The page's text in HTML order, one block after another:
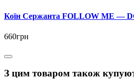
Коїн Сержанта FOLLOW ME —
660грн
З цим товаром також